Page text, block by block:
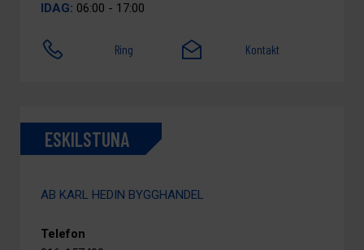
IDAG: 06:00 - 17:00
Ring Kontakt
ESKILSTUNA
AB KARL HEDIN BYGGHANDEL
Telefon